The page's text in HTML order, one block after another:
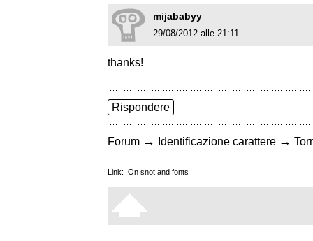
mijababyy
29/08/2012 alle 21:11
thanks!
Rispondere
Forum → Identificazione carattere →
Link: On snot and fonts